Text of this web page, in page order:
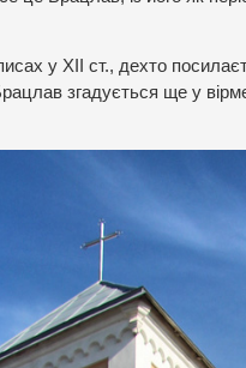
у ХІІ ст., дехто
згадується ще у